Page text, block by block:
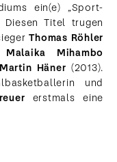
ein(e) „Sport-
Diesen Titel trugen
Thomas Röhler
Malaika Mihambo
Martin Häner (2013).
und
erstmals eine